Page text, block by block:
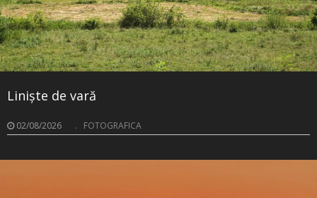
Liniște de vară
02/08/2026 . FOTOGRAFICA